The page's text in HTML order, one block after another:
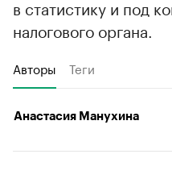
в статистику и под
налогового органа.
Авторы Теги
Анастасия Манухина